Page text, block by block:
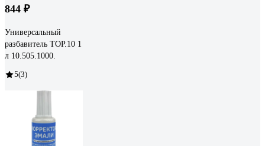
844 ₽
Универсальный
разбавитель TOP.10 1
л 10.505.1000.
5(3)